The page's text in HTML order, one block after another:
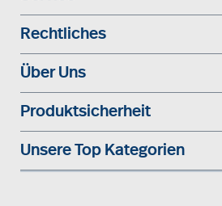
Rechtliches
Über Uns
Produktsicherheit
Unsere Top Kategorien